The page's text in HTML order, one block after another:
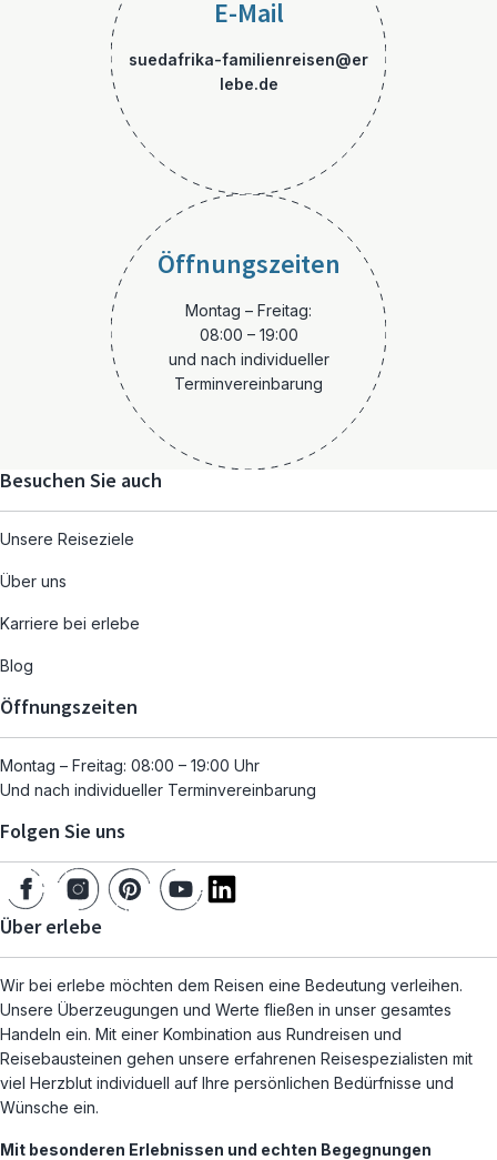
E-Mail
suedafrika-familienreisen@er
lebe.de
Öffnungszeiten
Montag – Freitag:
08:00 – 19:00
und nach individueller
Terminvereinbarung
Besuchen Sie auch
Unsere Reiseziele
Über uns
Karriere bei erlebe
Blog
Öffnungszeiten
Montag – Freitag: 08:00 – 19:00 Uhr
Und nach individueller Terminvereinbarung
Folgen Sie uns
Über erlebe
Wir bei erlebe möchten dem Reisen eine Bedeutung verleihen.
Unsere Überzeugungen und Werte fließen in unser gesamtes
Handeln ein. Mit einer Kombination aus Rundreisen und
Reisebausteinen gehen unsere erfahrenen Reisespezialisten mit
viel Herzblut individuell auf Ihre persönlichen Bedürfnisse und
Wünsche ein.
Mit besonderen Erlebnissen und echten Begegnungen